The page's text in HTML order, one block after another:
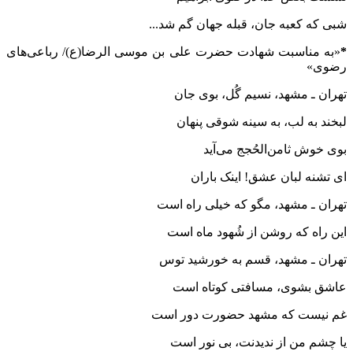
شبی که کعبه جان، قبله جهان گم شد...
*«به مناسبت شهادت حضرت علی بن موسی الرضا(ع)/ رباعی‌های
رضوی»
تهران ـ مشهد، نسیم گُل، بوی جان
لبخند به لب، به سینه شوقی پنهان
بوی خوش ثامن‌الحُجج می‌آید
ای تشنه لبان عشق! اینک باران
تهران ـ مشهد، مگو که خیلی راه است
این راه که روشن از شُهود ماه است
تهران ـ مشهد، قسم به خورشید توس
عاشق بشوی، مسافتی کوتاه است
غم نیست که مشهد حضورت دور است
یا چشم من از ندیدنت، بی نور است